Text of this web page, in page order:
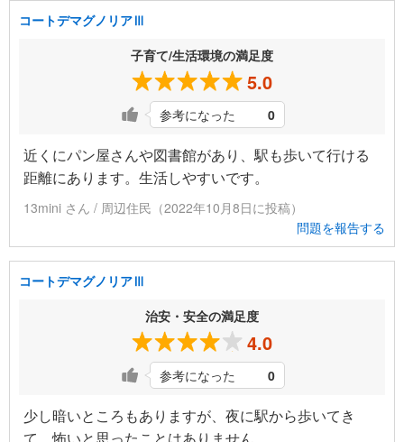
コートデマグノリアⅢ
子育て/生活環境の満足度
5.0
参考になった 0
近くにパン屋さんや図書館があり、駅も歩いて行ける
距離にあります。生活しやすいです。
13mini さん / 周辺住民（2022年10月8日に投稿）
問題を報告する
コートデマグノリアⅢ
治安・安全の満足度
4.0
参考になった 0
少し暗いところもありますが、夜に駅から歩いてき